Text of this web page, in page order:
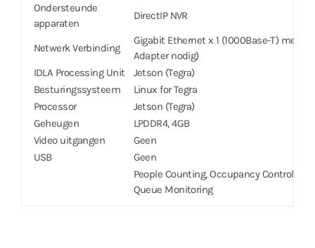
Ondersteunde
apparaten
DirectIP NVR
Netwerk Verbinding
Gigabit Ethernet x 1 (1000Base-T) met
Adapter nodig)
IDLA Processing Unit
Jetson (Tegra)
Besturingssysteem
Linux for Tegra
Processor
Jetson (Tegra)
Geheugen
LPDDR4, 4GB
Video uitgangen
Geen
USB
Geen
People Counting, Occupancy Control
Queue Monitoring